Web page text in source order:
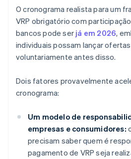
O cronograma realista para um
VRP obrigatório com
bancos pode ser já em 2026,
individuais possam lançar
voluntariamente antes disso.
Dois fatores provavelmente
cronograma:
Um modelo de
empresas e consumidores:
precisam saber quem é
pagamento de VRP seja